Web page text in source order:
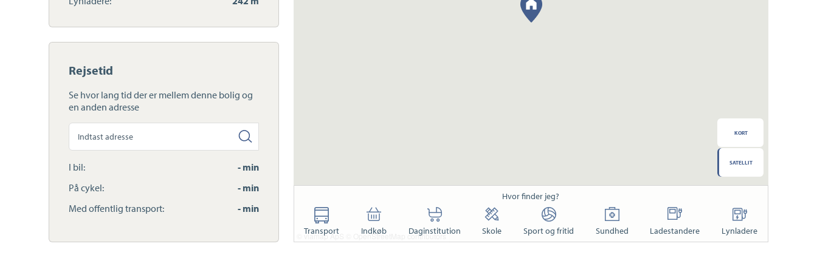
Rejsetid
Se hvor lang tid der er mellem denne bolig og
en anden adresse
Søg
anden
adresse
I bil:
- min
På cykel:
- min
Med offentlig transport:
- min
© viamap ApS © OpenStreetMap contributors
KORT
SATELLIT
Hvor finder jeg?
Transport Indkøb Daginstitution Skole Sport og fritid Sundhed Ladestandere Lynladere